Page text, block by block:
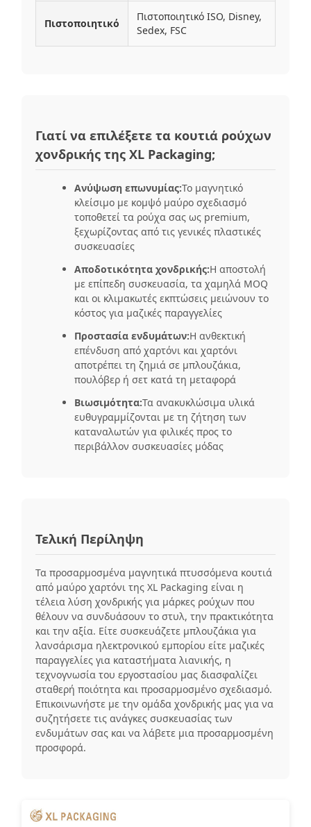
Πιστοποιητικό
Πιστοποιητικό ISO, Disney,
Sedex, FSC
Γιατί να επιλέξετε τα κουτιά ρούχων
χονδρικής της XL Packaging;
Ανύψωση επωνυμίας:Το μαγνητικό
κλείσιμο με κομψό μαύρο σχεδιασμό
τοποθετεί τα ρούχα σας ως premium,
ξεχωρίζοντας από τις γενικές πλαστικές
συσκευασίες
Αποδοτικότητα χονδρικής:Η αποστολή
με επίπεδη συσκευασία, τα χαμηλά MOQ
και οι κλιμακωτές εκπτώσεις μειώνουν το
κόστος για μαζικές παραγγελίες
Προστασία ενδυμάτων:Η ανθεκτική
επένδυση από χαρτόνι και χαρτόνι
αποτρέπει τη ζημιά σε μπλουζάκια,
πουλόβερ ή σετ κατά τη μεταφορά
Βιωσιμότητα:Τα ανακυκλώσιμα υλικά
ευθυγραμμίζονται με τη ζήτηση των
καταναλωτών για φιλικές προς το
περιβάλλον συσκευασίες μόδας
Τελική Περίληψη
Τα προσαρμοσμένα μαγνητικά πτυσσόμενα κουτιά
από μαύρο χαρτόνι της XL Packaging είναι η
τέλεια λύση χονδρικής για μάρκες ρούχων που
θέλουν να συνδυάσουν το στυλ, την πρακτικότητα
και την αξία. Είτε συσκευάζετε μπλουζάκια για
λανσάρισμα ηλεκτρονικού εμπορίου είτε μαζικές
παραγγελίες για καταστήματα λιανικής, η
τεχνογνωσία του εργοστασίου μας διασφαλίζει
σταθερή ποιότητα και προσαρμοσμένο σχεδιασμό.
Επικοινωνήστε με την ομάδα χονδρικής μας για να
συζητήσετε τις ανάγκες συσκευασίας των
ενδυμάτων σας και να λάβετε μια προσαρμοσμένη
προσφορά.